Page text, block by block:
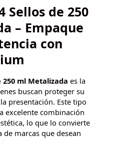
de 250
– Empaque
con
250 ml Metalizada es la
buscan proteger su
presentación. Este tipo
excelente combinación
lo que lo convierte
marcas que desean